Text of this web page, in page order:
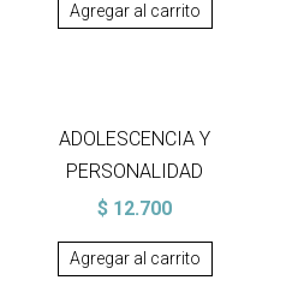
Agregar al carrito
ADOLESCENCIA Y
PERSONALIDAD
$ 12.700
Agregar al carrito